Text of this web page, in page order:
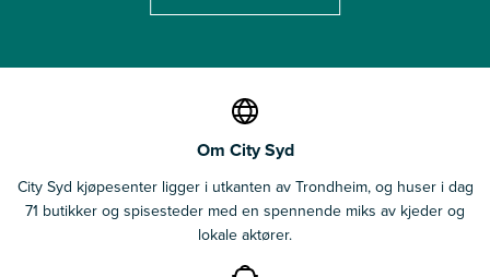
Om City Syd
City Syd kjøpesenter ligger i utkanten av Trondheim, og huser i dag
71 butikker og spisesteder med en spennende miks av kjeder og
lokale aktører.